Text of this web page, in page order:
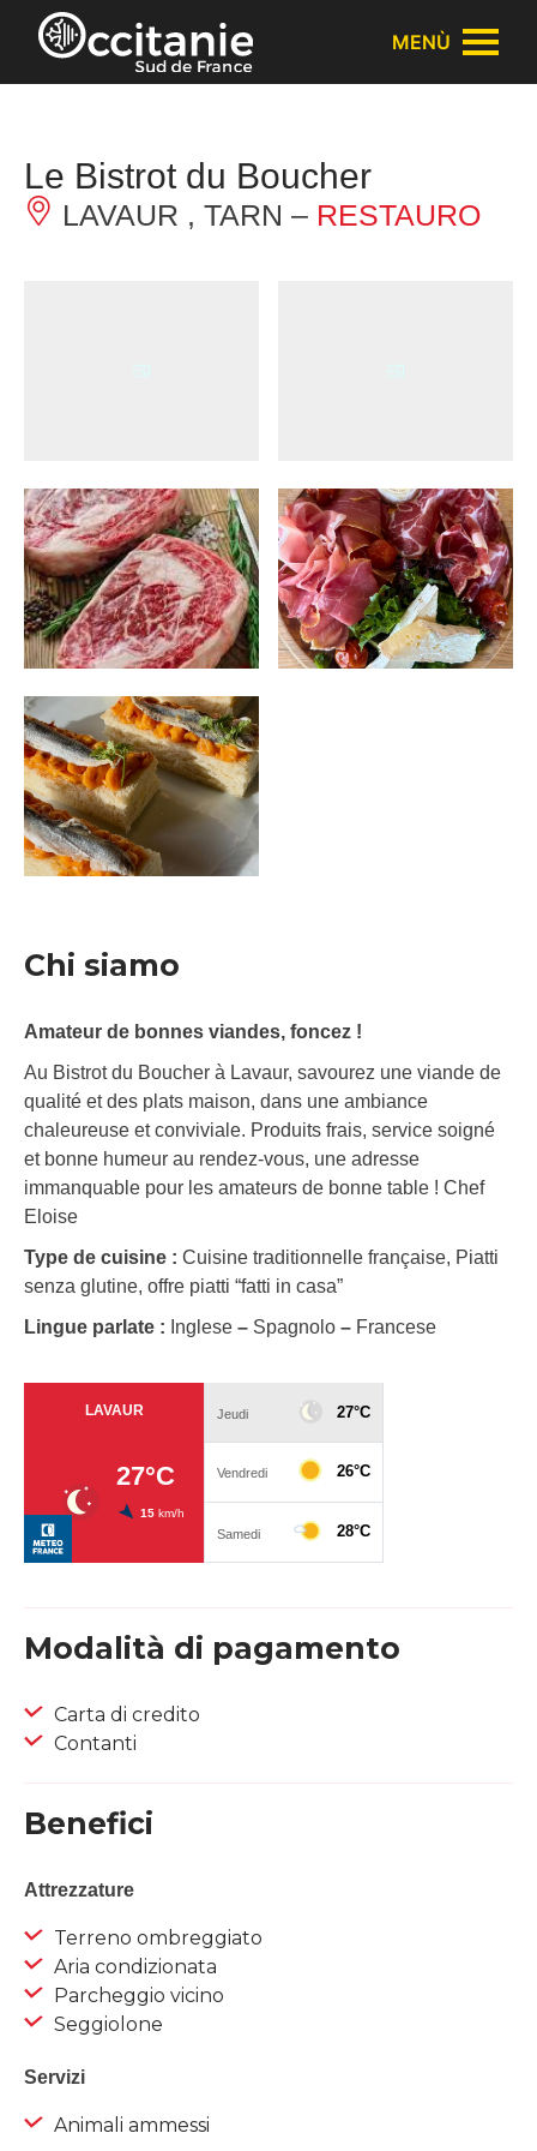
Pannello di gestione dei cookies
MENÙ
Le Bistrot du Boucher
LAVAUR , TARN – RESTAURO
Chi siamo
Amateur de bonnes viandes, foncez !
Au Bistrot du Boucher à Lavaur, savourez une viande de
qualité et des plats maison, dans une ambiance
chaleureuse et conviviale. Produits frais, service soigné
et bonne humeur au rendez-vous, une adresse
immanquable pour les amateurs de bonne table ! Chef
Eloise
Type de cuisine : Cuisine traditionnelle française, Piatti
senza glutine, offre piatti “fatti in casa”
Lingue parlate : Inglese – Spagnolo – Francese
Modalità di pagamento
Carta di credito
Contanti
Benefici
Attrezzature
Terreno ombreggiato
Aria condizionata
Parcheggio vicino
Seggiolone
Servizi
Animali ammessi